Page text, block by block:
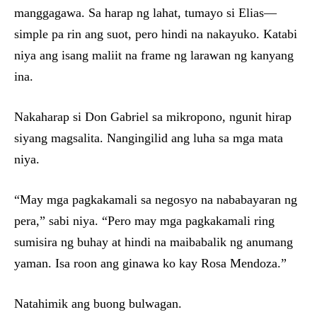
manggagawa. Sa harap ng lahat, tumayo si Elias—
simple pa rin ang suot, pero hindi na nakayuko. Katabi
niya ang isang maliit na frame ng larawan ng kanyang
ina.
Nakaharap si Don Gabriel sa mikropono, ngunit hirap
siyang magsalita. Nangingilid ang luha sa mga mata
niya.
“May mga pagkakamali sa negosyo na nababayaran ng
pera,” sabi niya. “Pero may mga pagkakamali ring
sumisira ng buhay at hindi na maibabalik ng anumang
yaman. Isa roon ang ginawa ko kay Rosa Mendoza.”
Natahimik ang buong bulwagan.